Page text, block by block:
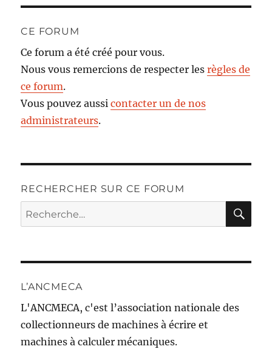
CE FORUM
Ce forum a été créé pour vous.
Nous vous remercions de respecter lesrègles de
ce forum.
Vous pouvez aussicontacter un de nos
administrateurs.
RECHERCHER SUR CE FORUM
Recherche
pour :
L’ANCMECA
L'ANCMECA, c'est l’association nationale des
collectionneurs de machines à écrire et
machines à calculer mécaniques.